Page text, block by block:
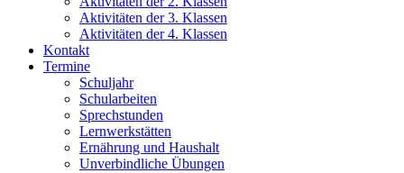
Aktivitäten der 3. Klassen
Aktivitäten der 4. Klassen
Kontakt
Termine
Schuljahr
Schularbeiten
Sprechstunden
Lernwerkstätten
Ernährung und Haushalt
Unverbindliche Übungen